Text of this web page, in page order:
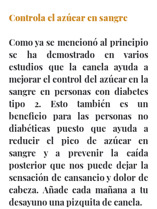
Controla el azúcar en sangre
Como ya se mencionó al principio
se ha demostrado en varios
estudios que la canela ayuda a
mejorar el control del azúcar en la
sangre en personas con diabetes
tipo 2. Esto también es un
beneficio para las personas no
diabéticas puesto que ayuda a
reducir el pico de azúcar en
sangre y a prevenir la caída
posterior que nos puede dejar la
sensación de cansancio y dolor de
cabeza. Añade cada mañana a tu
desayuno una pizquita de canela.